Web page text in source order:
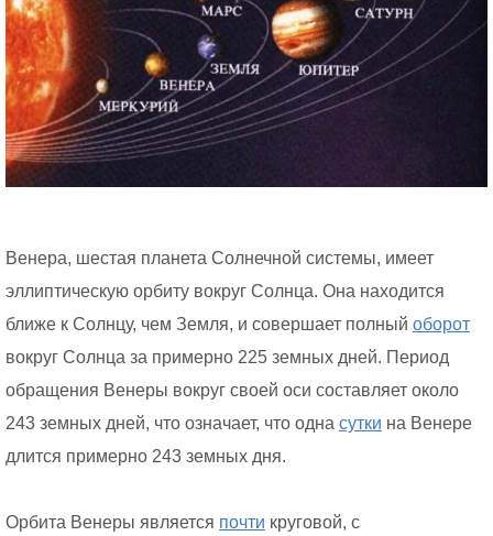
Венера, шестая планета Солнечной системы, имеет
эллиптическую орбиту вокруг Солнца. Она находится
ближе к Солнцу, чем Земля, и совершает полный оборот
вокруг Солнца за примерно 225 земных дней. Период
обращения Венеры вокруг своей оси составляет около
243 земных дней, что означает, что одна сутки на Венере
длится примерно 243 земных дня.
Орбита Венеры является почти круговой, с